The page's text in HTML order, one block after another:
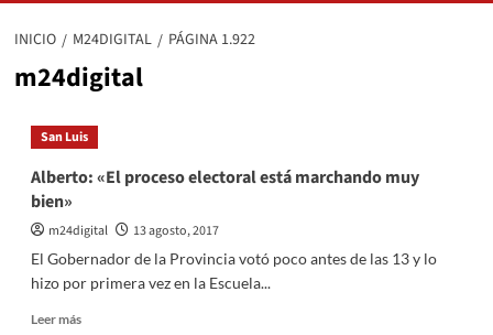
INICIO M24DIGITAL PÁGINA 1.922
m24digital
San Luis
Alberto: «El proceso electoral está marchando muy
bien»
m24digital
13 agosto, 2017
El Gobernador de la Provincia votó poco antes de las 13 y lo
hizo por primera vez en la Escuela...
Leer másLeer